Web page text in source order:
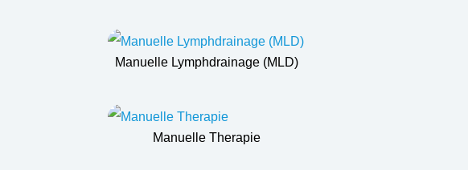
Manuelle Lymphdrainage (MLD)
Manuelle Therapie